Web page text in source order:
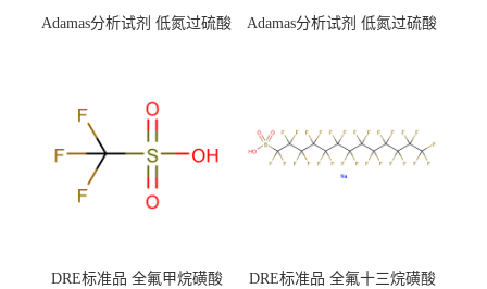
Adamas分析试剂 低氮过硫酸
（泰坦现货供应）
Adamas分析试剂 低氮过硫酸
DRE标准品 全氟甲烷磺酸
DRE标准品 全氟十三烷磺酸